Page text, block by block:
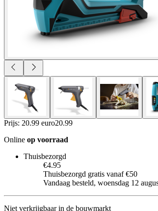
Prijs: 20.99 euro20.99
Online op voorraad
Thuisbezorgd
€4.95
Thuisbezorgd gratis vanaf €50
Vandaag besteld, woensdag 12
Niet verkrijgbaar in de bouwmarkt